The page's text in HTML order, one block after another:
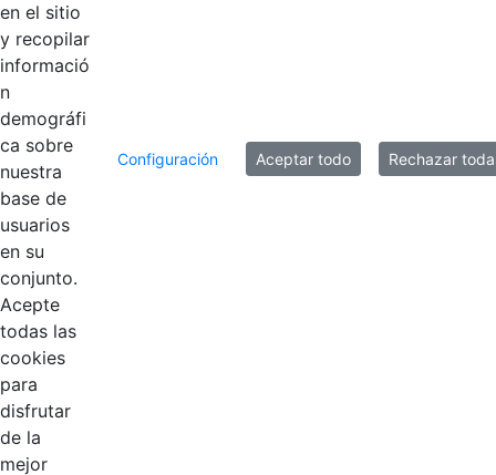
en el sitio
y recopilar
informació
n
demográfi
ca sobre
nuestra
base de
usuarios
en su
conjunto.
Acepte
todas las
cookies
para
disfrutar
de la
mejor
Configuración Aceptar todo Rechazar